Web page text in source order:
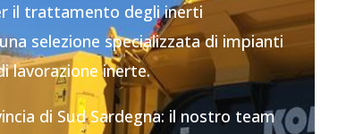
il trattamento degli inerti
selezione specializzata di impianti
lavorazione inerte.
di Sud Sardegna: il nostro team